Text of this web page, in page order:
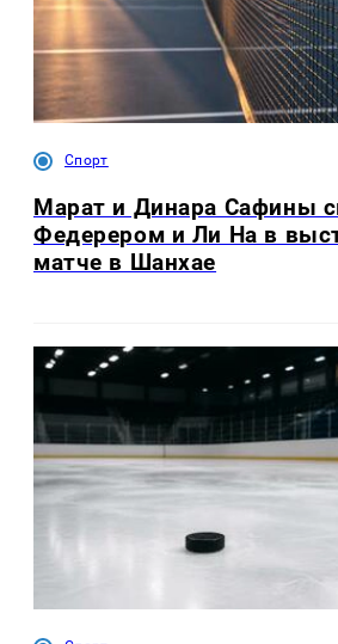
Спорт
Марат и Динара Сафины
Федерером и Ли На в
матче в Шанхае